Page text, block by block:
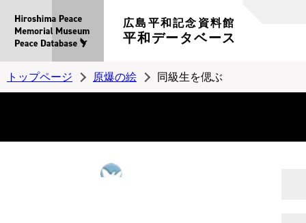
広島平和記念資料館
平和データベース
トップページ 原爆の絵 同級生を偲ぶ